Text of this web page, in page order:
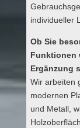
individueller
Ob Sie
Funktionen
Ergänzung
Wir arbeiten
modernen
und Metall,